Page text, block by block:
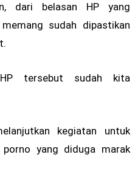
dari belasan HP yang
sudah dipastikan
tersebut sudah kita
kegiatan untuk
porno yang diduga marak